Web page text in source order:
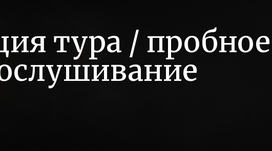
тура / пробное